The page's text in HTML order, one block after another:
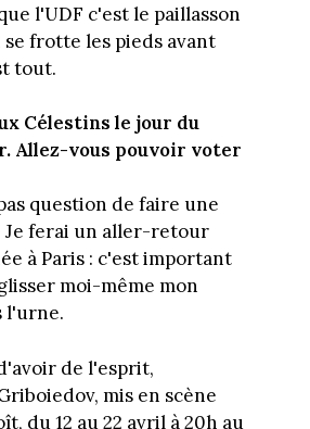
l'UDF c'est le paillasson
se frotte les pieds avant
tout.
Célestins le jour du
Allez-vous pouvoir voter
question de faire une
Je ferai un aller-retour
à Paris : c'est important
moi-même mon
l'urne.
de l'esprit,
mis en scène
du 12 au 22 avril à 20h au